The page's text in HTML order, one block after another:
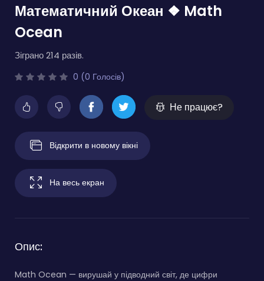
Математичний Океан ❖ Math
Ocean
Зіграно 214 разів.
0 (0 Голосів)
Не працює?
Відкрити в новому вікні
На весь екран
Опис:
Math Ocean — вирушай у підводний світ, де цифри